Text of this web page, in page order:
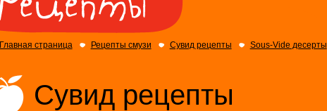
Главная страница Рецепты смузи Сувид рецепты Sous-Vide десерты
Сувид рецепты